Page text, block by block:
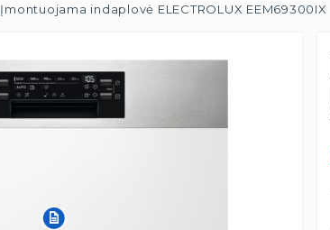
Įmontuojama indaplovė ELECTROLUX EEM69300IX